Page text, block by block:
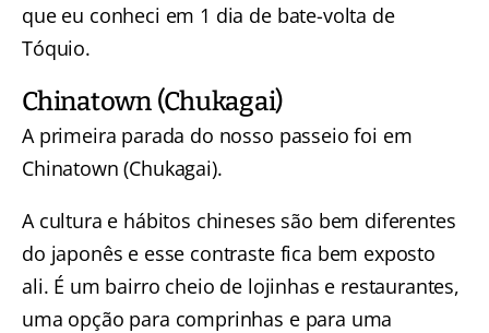
que eu conheci em 1 dia de bate-volta de
Tóquio.
Chinatown (Chukagai)
A primeira parada do nosso passeio foi em
Chinatown (Chukagai).
A cultura e hábitos chineses são bem diferentes
do japonês e esse contraste fica bem exposto
ali. É um bairro cheio de lojinhas e restaurantes,
uma opção para comprinhas e para uma